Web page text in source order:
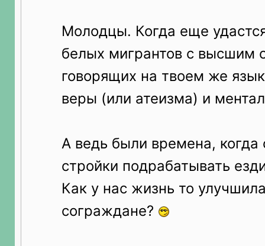
Молодцы. Когда еще
белых мигрантов с высшим
говорящих на твоем же
веры (или атеизма) и
А ведь были времена, когда
стройки подрабатывать
Как у нас жизнь то
сограждане?